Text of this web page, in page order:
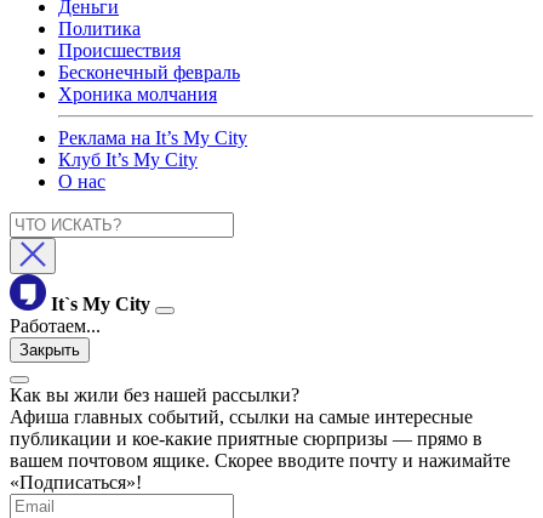
Деньги
Политика
Происшествия
Бесконечный февраль
Хроника молчания
Реклама на It’s My City
Клуб It’s My City
О нас
It`s My City
Работаем...
Закрыть
Как вы жили без нашей рассылки?
Афиша главных событий, ссылки на самые интересные
публикации и кое-какие приятные сюрпризы — прямо в
вашем почтовом ящике. Скорее вводите почту и нажимайте
«Подписаться»!